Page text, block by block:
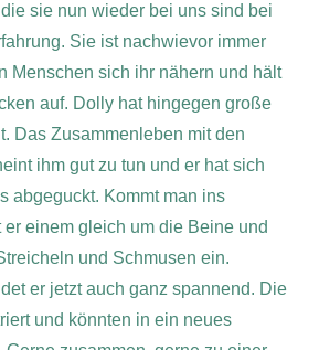
sie nun wieder bei uns sind bei
Sie ist nachwievor immer
Menschen sich ihr nähern und hält
auf. Dolly hat hingegen große
Das Zusammenleben mit den
ihm gut zu tun und er hat sich
abgeguckt. Kommt man ins
er einem gleich um die Beine und
und Schmusen ein.
er jetzt auch ganz spannend. Die
und könnten in ein neues